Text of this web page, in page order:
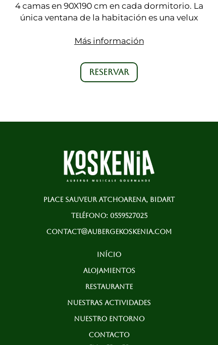
4 camas en 90X190 cm en cada dormitorio. La
única ventana de la habitación es una velux
Más información
RESERVAR
PLACE SAUVEUR ATCHOARENA, BIDART
TELÉFONO: 0559527025
CONTACT@AUBERGEKOSKENIA.COM
INÍCIO
ALOJAMIENTOS
RESTAURANTE
NUESTRAS ACTIVIDADES
NUESTRO ENTORNO
CONTACTO